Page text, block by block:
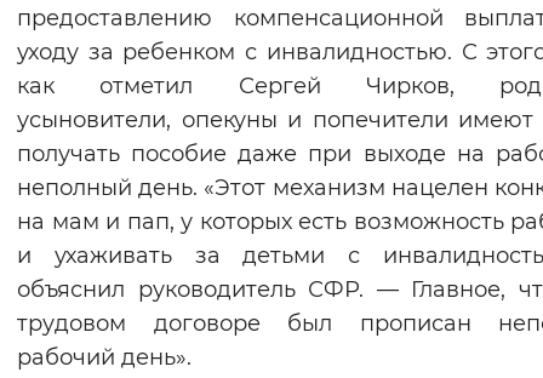
предоставлению компенсационной
уходу за ребенком с инвалидностью. С
как отметил Сергей Чирков,
усыновители, опекуны и попечители имеют
получать пособие даже при выходе на
неполный день. «Этот механизм нацелен
на мам и пап, у которых есть возможность
и ухаживать за детьми с
объяснил руководитель СФР. — Главное,
трудовом договоре был прописан
рабочий день».